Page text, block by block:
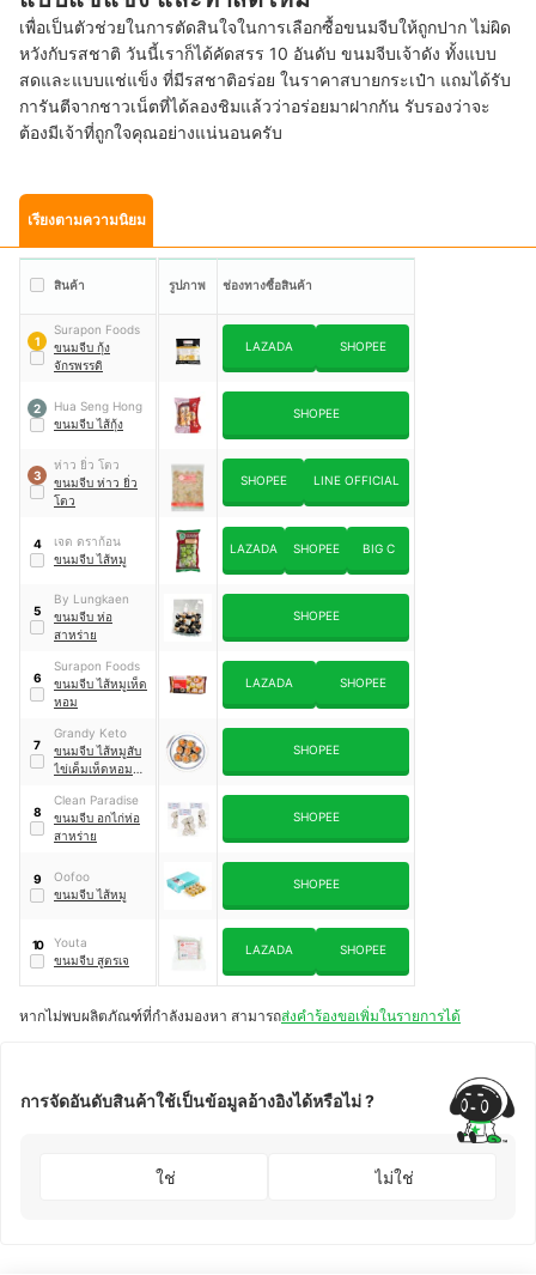
เพื่อเป็นตัวช่วยในการตัดสินใจในการเลือกซื้อขนมจีบให้ถูกปาก ไม่ผิด
หวังกับรสชาติ วันนี้เราก็ได้คัดสรร 10 อันดับ ขนมจีบเจ้าดัง ทั้งแบบ
สดและแบบแช่แข็ง ที่มีรสชาติอร่อย ในราคาสบายกระเป๋า แถมได้รับ
การันตีจากชาวเน็ตที่ได้ลองชิมแล้วว่าอร่อยมาฝากกัน รับรองว่าจะ
ต้องมีเจ้าที่ถูกใจคุณอย่างแน่นอนครับ
เรียงตามความนิยม
สินค้า รูปภาพ ช่องทางซื้อสินค้า
1
Surapon Foods
ขนมจีบ กุ้ง
จักรพรรดิ
LAZADA SHOPEE
2
Hua Seng Hong
ขนมจีบ ไส้กุ้ง
SHOPEE
3
ห่าว ยิ่ว โตว
ขนมจีบ ห่าว ยิ่ว
โตว
SHOPEE LINE OFFICIAL
4
เจด ดราก้อน
ขนมจีบ ไส้หมู
LAZADA SHOPEE BIG C
5
By Lungkaen
ขนมจีบ ห่อ
สาหร่าย
SHOPEE
6
Surapon Foods
ขนมจีบ ไส้หมูเห็ด
หอม
LAZADA SHOPEE
7
Grandy Keto
ขนมจีบ ไส้หมูสับ
ไข่เค็มเห็ดหอม
SHOPEE
8
Clean Paradise
ขนมจีบ อกไก่ห่อ
สาหร่าย
SHOPEE
9
Oofoo
ขนมจีบ ไส้หมู
SHOPEE
10
Youta
ขนมจีบ สูตรเจ
LAZADA SHOPEE
หากไม่พบผลิตภัณฑ์ที่กำลังมองหา สามารถส่งคำร้องขอเพิ่มในรายการได้
การจัดอันดับสินค้าใช้เป็นข้อมูลอ้างอิงได้หรือไม่ ?
ใช่ ไม่ใช่